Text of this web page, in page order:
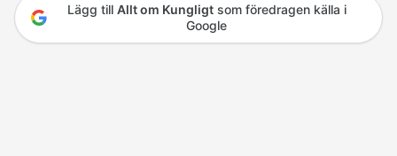
Lägg till Allt om Kungligtsom föredragen källa i
Google